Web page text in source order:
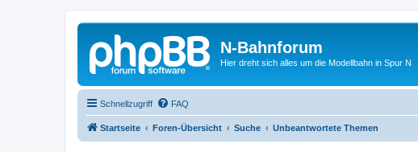
N-Bahnforum
Hier dreht sich alles um die Modellbahn in Spur N
Schnellzugriff FAQ
Startseite Foren-Übersicht Suche Unbeantwortete Themen